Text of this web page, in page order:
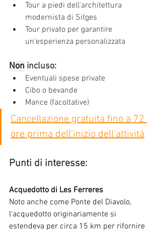
Tour a piedi dell'architettura
modernista di Sitges
Tour privato per garantire
un'esperienza personalizzata
Non incluso:
Eventuali spese private
Cibo o bevande
Mance (facoltative)
Cancellazione gratuita fino a 72
ore prima dell'inizio dell'attività
Punti di interesse:
Acquedotto di Les Ferreres
Noto anche come Ponte del Diavolo,
l'acquedotto originariamente si
estendeva per circa 15 km per rifornire